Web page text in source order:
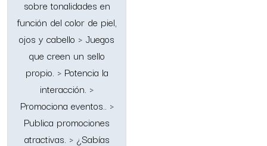
sobre tonalidades en
función del color de piel,
ojos y cabello > Juegos
que creen un sello
propio. > Potencia la
interacción. >
Promociona eventos.. >
Publica promociones
atractivas. > ¿Sabías